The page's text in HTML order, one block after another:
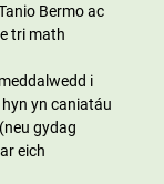
Bermo ac
tri math
i
yn caniatáu
gydag
eich